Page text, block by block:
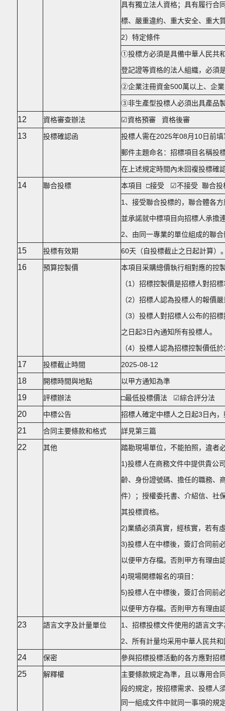
具有獨立法人資格；具有履行合
標、嚴重違約、重大安全、重大
2）特定條件
①投標方必須是具備中華人民共
登記證等資格的法人組織，必須
②企業注冊資金500萬以上、企
③非生產型投標人必須出具產品
12 資格審查辦法 ☑資格預審 資格後審
13 投標確認函
投標人需在2025年08月10日前
郵件主題命名：招標項目名稱投
在上述規定時間內未回複投標確
14 聯合投標 本項目 □接受 ☑不接受 聯合投
1、接受聯合投標的，聯合體各
並承諾就中標項目向招標人承擔
2、由同一專業的單位組成的聯
15 投標有效期 60天（自投標截止之日起計算）
16 預算控製價
本項目采購總價執行相對應的控
（1）招標控製價是招標人對招
（2）招標人認為投標人的報價
（3）投標人對招標人公布的招
之日起3日內通知所有投標人。
（4）投標人認為招標控製價低
17 投標截止時間 2025-08-12
18 開標時間與地點 以甲方通知為準
19 評標辦法 □最低投標價法 ☑綜合評分法
20 中標公告 招標人確定中標人之日起3日內
21 合同主要條款和格式 詳見第三篇
22 其他
踏勘現場單位，不能拍照，違者
1)投標人在商務文件中提供貴公
齡、身份證號碼、擔任的職務、
件）；授權委托書、介紹信、社
其投標資格。
2)業績必須真實，經核實，若有
3)投標人在中標後，簽訂合同前
以便甲方存檔。否則甲方有理由
4)現場開標報名的項目：
5)投標人在中標後，簽訂合同前
以便甲方存檔。否則甲方有理由
23 語言文字及計量單位
1、招標投標文件使用的語言文
2、所有計量均采用中華人民共
24 保密 參與招標投標活動的各方應對招
25 解釋權
主要條款規定為準，且以專用合
段的規定，按招標需求、投標人
同一組成文件中就同一事項的規